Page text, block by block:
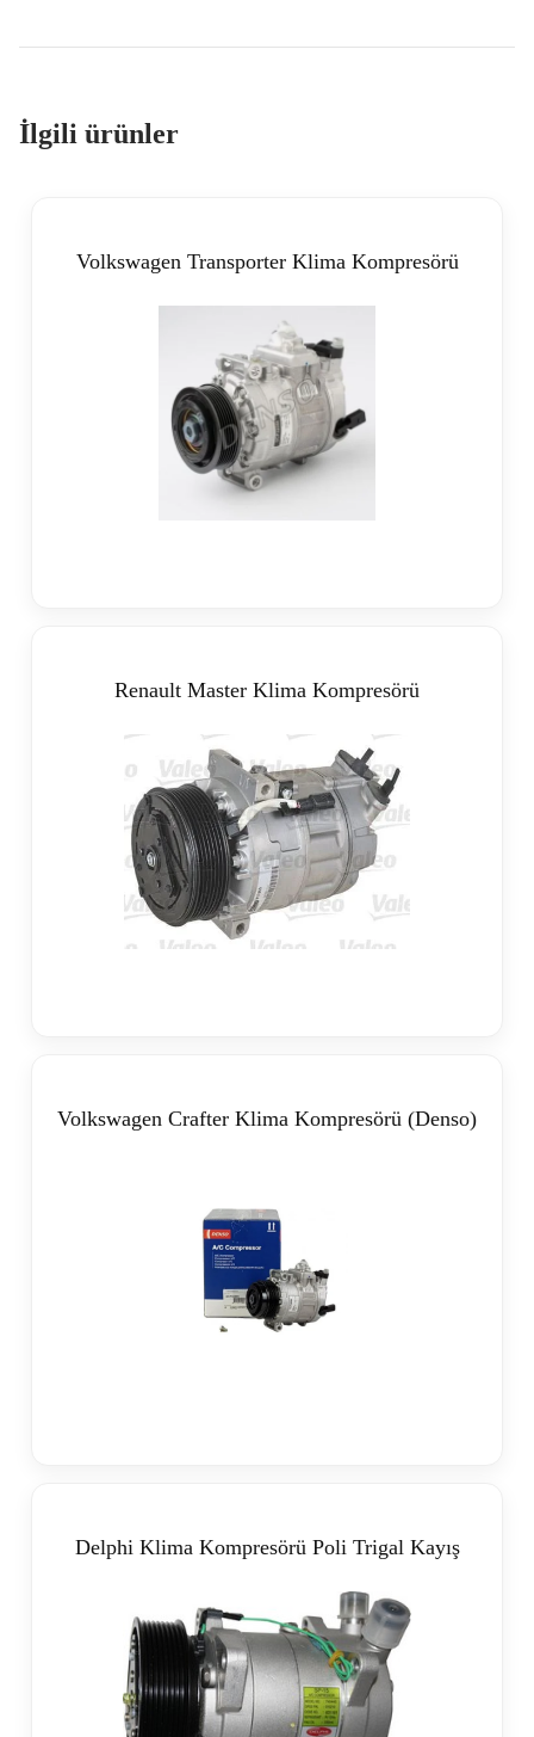
İlgili ürünler
Volkswagen Transporter Klima Kompresörü
Renault Master Klima Kompresörü
Volkswagen Crafter Klima Kompresörü (Denso)
Delphi Klima Kompresörü Poli Trigal Kayış